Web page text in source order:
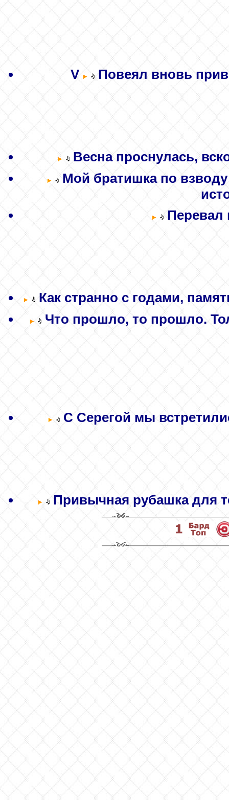
V Повеял вновь
Весна проснулась,
Мой братишка по
Перевал
Как странно с годами,
Что прошло, то прошло.
С Серегой мы
Привычная рубашка для